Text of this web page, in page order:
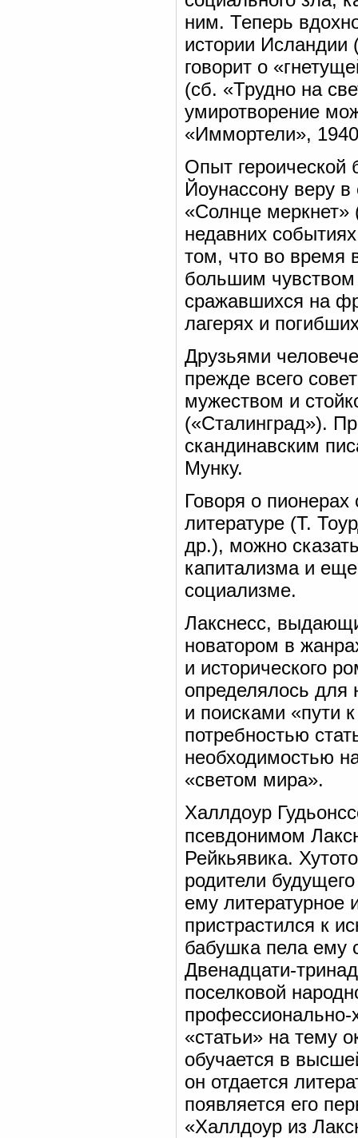
ним. Теперь
истории Исландии
говорит о
(сб. «Трудно на
умиротворение
«Иммортели»,
Опыт
Йоунассону веру
«Солнце меркнет»
недавних
том, что во время
большим
сражавшихся на
лагерях и
Друзьями
прежде всего
мужеством и
(«Сталинград»).
скандинавским
Мунку.
Говоря о пионерах
литературе (Т.
др.), можно
капитализма и
социализме.
Лакснесс,
новатором в
и исторического
определялось для
и поисками «пути
потребностью
необходимостью
«светом мира».
Халлдоур
псевдонимом
Рейкьявика.
родители
ему литературное
пристрастился к
бабушка пела ему
Двенадцати-
поселковой
профессионально-
«статьи» на тему
обучается в
он отдается
появляется его
«Халлдоур из